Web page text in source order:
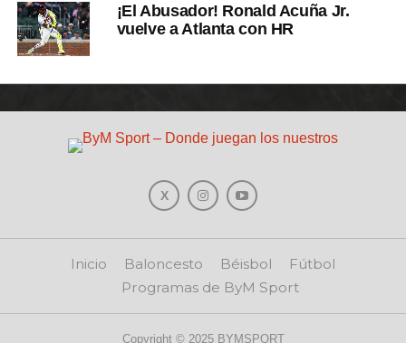
¡El Abusador! Ronald Acuña Jr.
vuelve a Atlanta con HR
Inicio Baloncesto Béisbol
Fútbol
Programas de ByM Sport
Copyright © 2025 BYMSPORT